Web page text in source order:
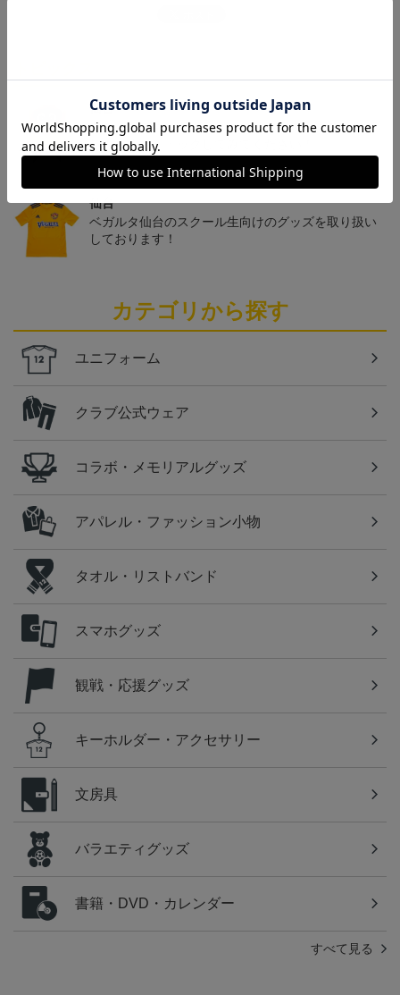
仙台
チームマスコットグッズは、サポーターやファン必
見！今すぐチェックしてみてください！
仙台
ベガルタ仙台のスクール生向けのグッズを取り扱い
しております！
カテゴリから探す
ユニフォーム
クラブ公式ウェア
コラボ・メモリアルグッズ
アパレル・ファッション小物
タオル・リストバンド
スマホグッズ
観戦・応援グッズ
キーホルダー・アクセサリー
文房具
バラエティグッズ
書籍・DVD・カレンダー
すべて見る